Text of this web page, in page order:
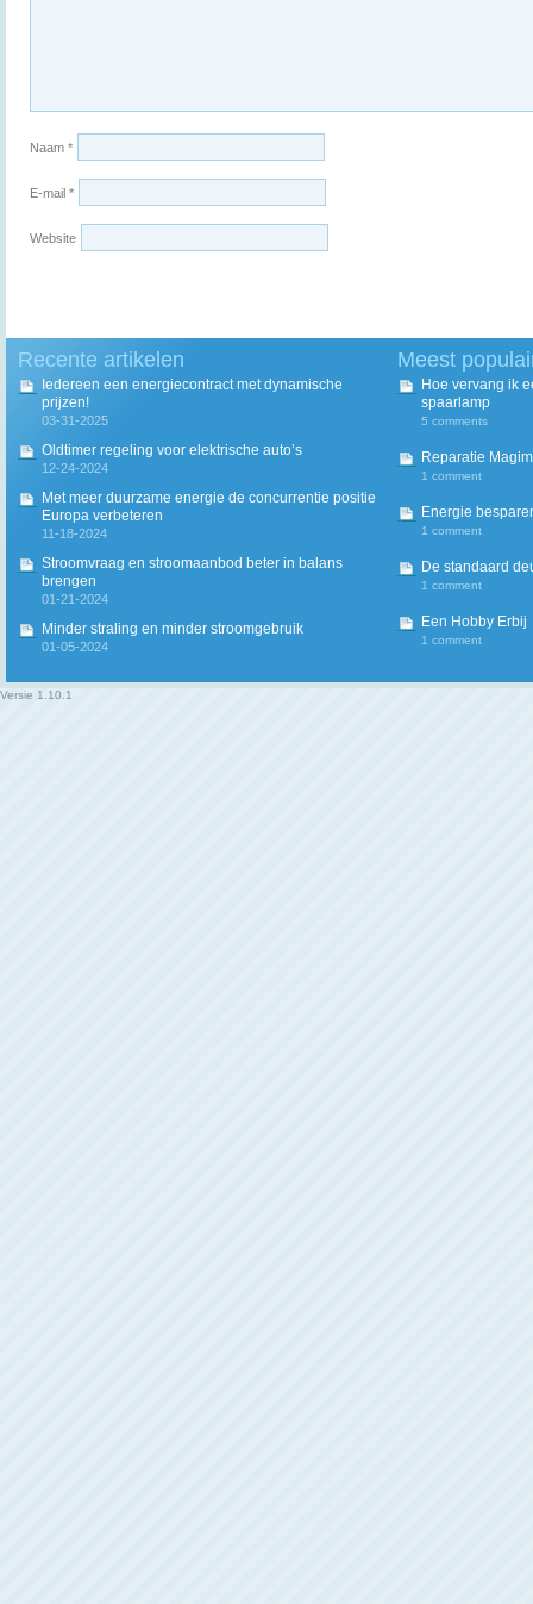
Naam *
E-mail *
Website
Recente artikelen
Iedereen een energiecontract met dynamische
prijzen!
03-31-2025
Oldtimer regeling voor elektrische auto’s
12-24-2024
Met meer duurzame energie de concurrentie positie
Europa verbeteren
11-18-2024
Stroomvraag en stroomaanbod beter in balans
brengen
01-21-2024
Minder straling en minder stroomgebruik
01-05-2024
Meest
Hoe vervang ik
spaarlamp
5 comments
Reparatie
1 comment
Energie
1 comment
De standaard
1 comment
Een Hobby Erbij
1 comment
Versie 1.10.1